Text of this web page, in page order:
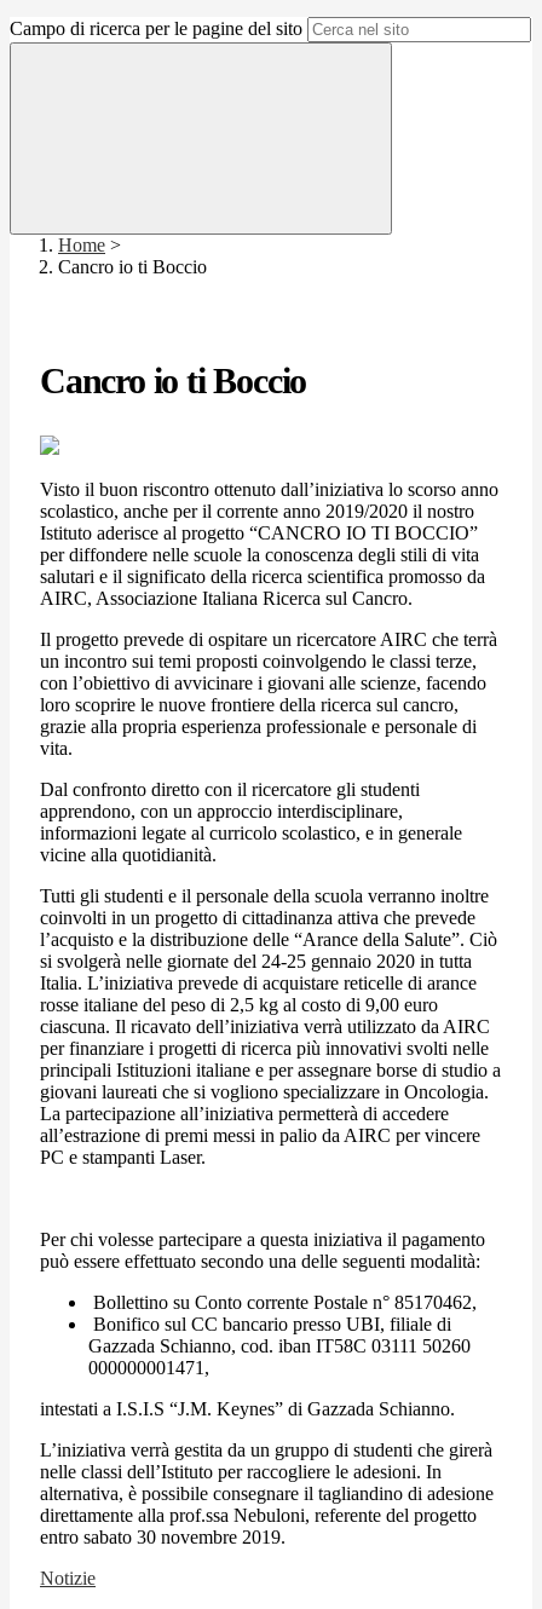
Campo di ricerca per le pagine del sito
Home >
Cancro io ti Boccio
Cancro io ti Boccio
Visto il buon riscontro ottenuto dall’iniziativa lo scorso anno
scolastico, anche per il corrente anno 2019/2020 il nostro
Istituto aderisce al progetto “CANCRO IO TI BOCCIO”
per diffondere nelle scuole la conoscenza degli stili di vita
salutari e il significato della ricerca scientifica promosso da
AIRC, Associazione Italiana Ricerca sul Cancro.
Il progetto prevede di ospitare un ricercatore AIRC che terrà
un incontro sui temi proposti coinvolgendo le classi terze,
con l’obiettivo di avvicinare i giovani alle scienze, facendo
loro scoprire le nuove frontiere della ricerca sul cancro,
grazie alla propria esperienza professionale e personale di
vita.
Dal confronto diretto con il ricercatore gli studenti
apprendono, con un approccio interdisciplinare,
informazioni legate al curricolo scolastico, e in generale
vicine alla quotidianità.
Tutti gli studenti e il personale della scuola verranno inoltre
coinvolti in un progetto di cittadinanza attiva che prevede
l’acquisto e la distribuzione delle “Arance della Salute”. Ciò
si svolgerà nelle giornate del 24-25 gennaio 2020 in tutta
Italia. L’iniziativa prevede di acquistare reticelle di arance
rosse italiane del peso di 2,5 kg al costo di 9,00 euro
ciascuna. Il ricavato dell’iniziativa verrà utilizzato da AIRC
per finanziare i progetti di ricerca più innovativi svolti nelle
principali Istituzioni italiane e per assegnare borse di studio a
giovani laureati che si vogliono specializzare in Oncologia.
La partecipazione all’iniziativa permetterà di accedere
all’estrazione di premi messi in palio da AIRC per vincere
PC e stampanti Laser.
Per chi volesse partecipare a questa iniziativa il pagamento
può essere effettuato secondo una delle seguenti modalità:
Bollettino su Conto corrente Postale n° 85170462,
Bonifico sul CC bancario presso UBI, filiale di
Gazzada Schianno, cod. iban IT58C 03111 50260
000000001471,
intestati a I.S.I.S “J.M. Keynes” di Gazzada Schianno.
L’iniziativa verrà gestita da un gruppo di studenti che girerà
nelle classi dell’Istituto per raccogliere le adesioni. In
alternativa, è possibile consegnare il tagliandino di adesione
direttamente alla prof.ssa Nebuloni, referente del progetto
entro sabato 30 novembre 2019.
Notizie